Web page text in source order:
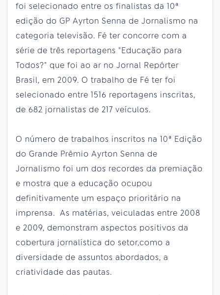
foi selecionado entre os finalistas da 10ª
edição do GP Ayrton Senna de Jornalismo na
categoria televisão. Fé ter concorre com a
série de três reportagens "Educação para
Todos?" que foi ao ar no Jornal Repórter
Brasil, em 2009. O trabalho de Fé ter foi
selecionado entre 1516 reportagens inscritas,
de 682 jornalistas de 217 veículos.
O número de trabalhos inscritos na 10ª Edição
do Grande Prêmio Ayrton Senna de
Jornalismo foi um dos recordes da premiação
e mostra que a educação ocupou
definitivamente um espaço prioritário na
imprensa. As matérias, veiculadas entre 2008
e 2009, demonstram aspectos positivos da
cobertura jornalística do setor,como a
diversidade de assuntos abordados, a
criatividade das pautas.